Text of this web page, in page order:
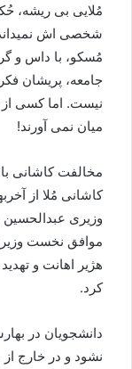
مُلایی بی ریشه،
شخصی اش
مُسکو، با داس و
جامعه، پریشان
نیست. اما کسی
میان نمی آورند!
مخالفت کاشانی
وزیری عبدالحسین
موافق نخست
هژیر اهانت و
کرد.
دانشجویان در
نشود و در خارج